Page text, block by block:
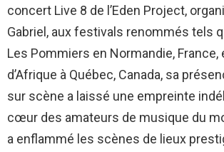
concert Live 8 de l’Eden Project,
Gabriel, aux festivals renommés tels
Les Pommiers en Normandie, France,
d’Afrique à Québec, Canada, sa
sur scène a laissé une empreinte
cœur des amateurs de musique du
a enflammé les scènes de lieux